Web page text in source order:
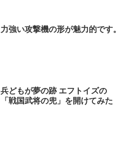
力強い攻撃機の形が魅力的です。
兵どもが夢の跡 エフトイズの
「戦国武将の兜」を開けてみた